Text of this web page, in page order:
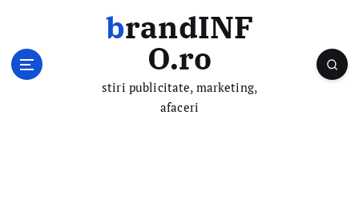
brandINF
O.ro
stiri publicitate, marketing,
afaceri